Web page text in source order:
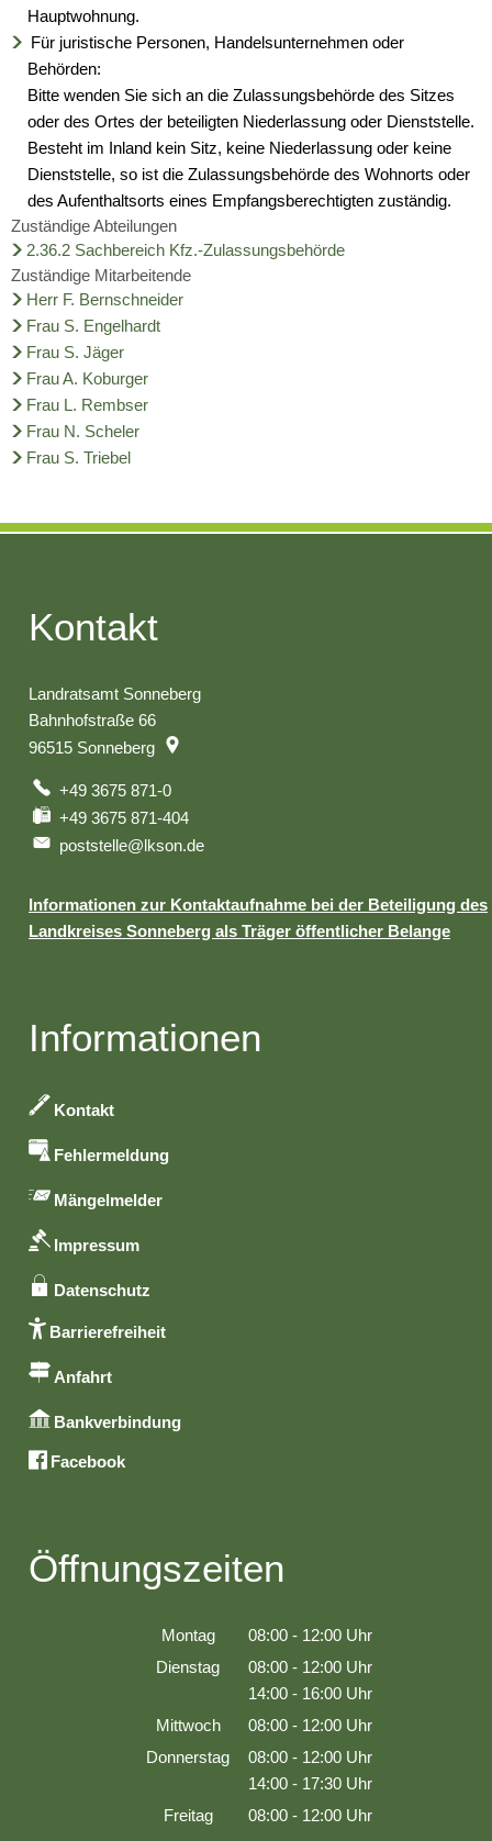
Hauptwohnung.
Für juristische Personen, Handelsunternehmen oder
Behörden:
Bitte wenden Sie sich an die Zulassungsbehörde des Sitzes
oder des Ortes der beteiligten Niederlassung oder Dienststelle.
Besteht im Inland kein Sitz, keine Niederlassung oder keine
Dienststelle, so ist die Zulassungsbehörde des Wohnorts oder
des Aufenthaltsorts eines Empfangsberechtigten zuständig.
Zuständige Abteilungen
2.36.2 Sachbereich Kfz.-Zulassungsbehörde
Zuständige Mitarbeitende
Herr F. Bernschneider
Frau S. Engelhardt
Frau S. Jäger
Frau A. Koburger
Frau L. Rembser
Frau N. Scheler
Frau S. Triebel
Kontakt
Landratsamt Sonneberg
Bahnhofstraße 66
96515 Sonneberg
+49 3675 871-0
+49 3675 871-404
poststelle@lkson.de
Informationen zur Kontaktaufnahme bei der Beteiligung des
Landkreises Sonneberg als Träger öffentlicher Belange
Informationen
Kontakt
Fehlermeldung
Mängelmelder
Impressum
Datenschutz
Barrierefreiheit
Anfahrt
Bankverbindung
Facebook
Öffnungszeiten
Montag 08:00 - 12:00 Uhr
Von 08:00 bis 12:00 Uhr
Dienstag 08:00 - 12:00 Uhr
Von 08:00 bis 12:00 Uhr
14:00 - 16:00 Uhr
Von 14:00 bis 16:00 Uhr
Mittwoch 08:00 - 12:00 Uhr
Von 08:00 bis 12:00 Uhr
Donnerstag 08:00 - 12:00 Uhr
Von 08:00 bis 12:00 Uhr
14:00 - 17:30 Uhr
Von 14:00 bis 17:30 Uhr
Freitag 08:00 - 12:00 Uhr